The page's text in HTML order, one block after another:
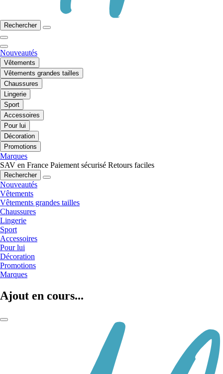
Rechercher
Nouveautés
Vêtements
Vêtements grandes tailles
Chaussures
Lingerie
Sport
Accessoires
Pour lui
Décoration
Promotions
Marques
SAV en France Paiement sécurisé Retours faciles
Rechercher
Nouveautés
Vêtements
Vêtements grandes tailles
Chaussures
Lingerie
Sport
Accessoires
Pour lui
Décoration
Promotions
Marques
Ajout en cours...